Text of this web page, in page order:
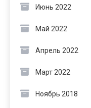
Июнь 2022
Май 2022
Апрель 2022
Март 2022
Ноябрь 2018